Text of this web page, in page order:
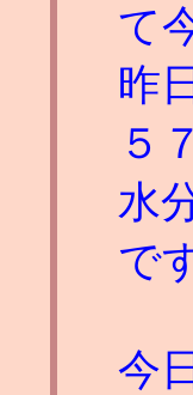
て
昨
５
水
で
今